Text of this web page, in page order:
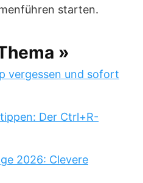
starten.
»
vergessen und sofort
Der Ctrl+R-
2026: Clevere